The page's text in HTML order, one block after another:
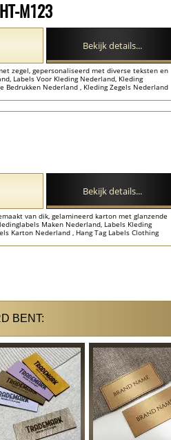
M123
zegel, gepersonaliseerd met diverse teksten en
Labels Voor Kleding Nederland, Kleding
Nederland , Kleding Zegels Nederland
Bekijk details...
van dik, gelamineerd karton met glanzende
Maken Nederland, Labels Kleding
Karton Nederland , Hang Tag Labels Clothing
Bekijk details...
BENT: